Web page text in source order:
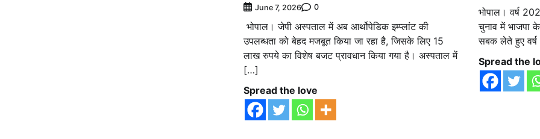
June 7, 2026 0
भोपाल। जेपी अस्पताल में अब आर्थोपेडिक इम्प्लांट की
उपलब्धता को बेहद मजबूत किया जा रहा है, जिसके लिए 15
लाख रुपये का विशेष बजट प्रावधान किया गया है। अस्पताल में
[…]
Spread the love
भोपाल। वर्ष
चुनाव में भाजपा
सबक लेते हुए
Spread the